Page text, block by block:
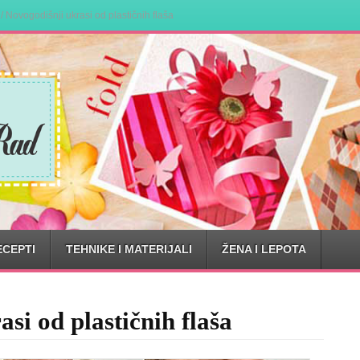
/ Novogodišnji ukrasi od plastičnih flaša
TEHNIKE I MATERIJALI ŽENA I LEPOTA
od plastičnih flaša